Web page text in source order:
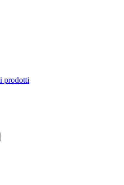
prodotti